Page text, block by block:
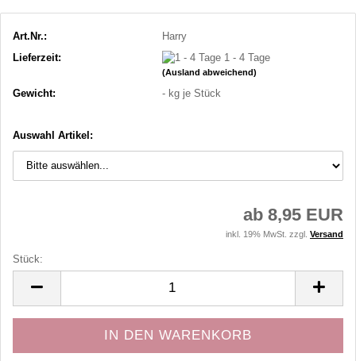
Art.Nr.:
Harry
Lieferzeit:
1 - 4 Tage
(Ausland abweichend)
Gewicht: - kg je Stück
Auswahl Artikel:
ab 8,95 EUR
inkl. 19% MwSt. zzgl. Versand
Stück: